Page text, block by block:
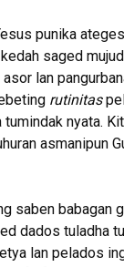
punika
saged
lan
rutinitas
nyata.
asmanipun
saben
dados tuladha
lan pelados